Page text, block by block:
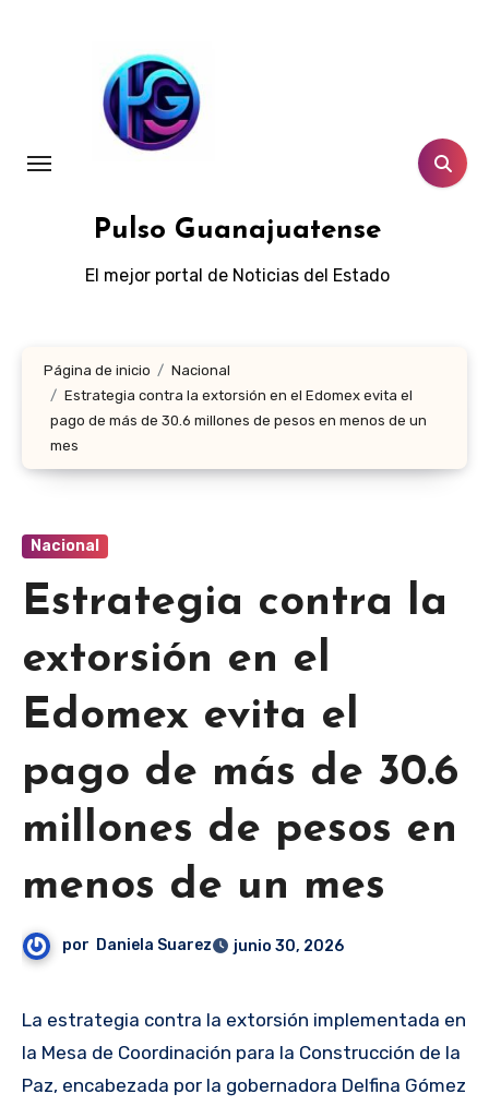
Pulso Guanajuatense
El mejor portal de Noticias del Estado
Página de inicio
Nacional
Estrategia contra la extorsión en el Edomex evita el
pago de más de 30.6 millones de pesos en menos de un
mes
Nacional
Estrategia contra la
extorsión en el
Edomex evita el
pago de más de 30.6
millones de pesos en
menos de un mes
por Daniela Suarez junio 30, 2026
La estrategia contra la extorsión implementada en
la Mesa de Coordinación para la Construcción de la
Paz, encabezada por la gobernadora Delfina Gómez